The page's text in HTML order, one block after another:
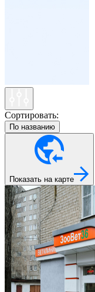
Сортировать:
По названию
Показать на карте